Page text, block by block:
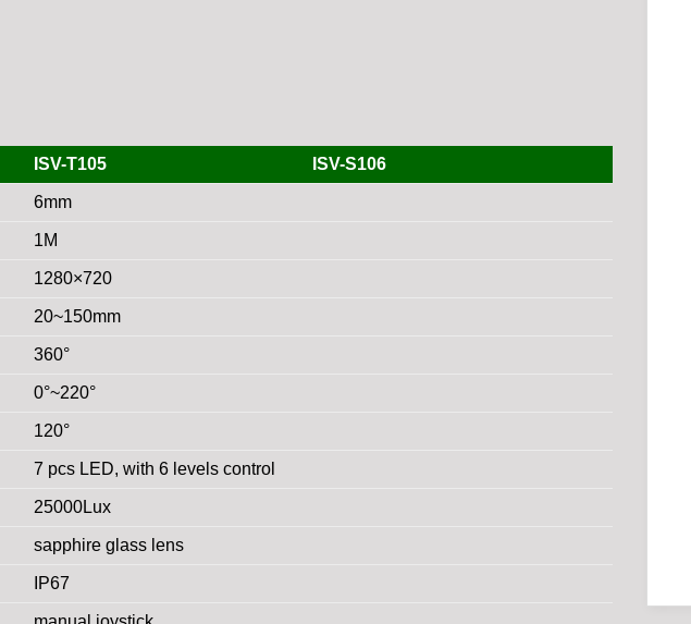
ISV-T105 ISV-S106
6mm
1M
1280×720
20~150mm
360°
0°~220°
120°
7 pcs LED, with 6 levels control
25000Lux
sapphire glass lens
IP67